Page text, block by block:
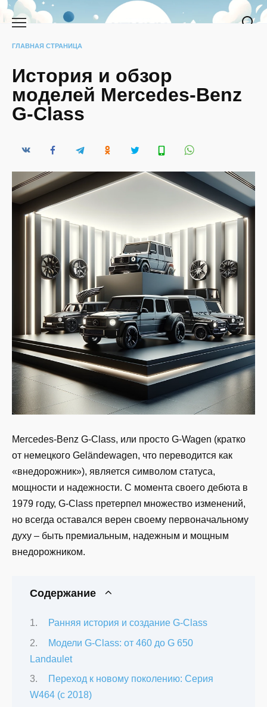
Перейти
ГЛАВНАЯ СТРАНИЦА
История и обзор
моделей Mercedes-Benz
G-Class
Mercedes-Benz G-Class, или просто G-Wagen (кратко
от немецкого Geländewagen, что переводится как
«внедорожник»), является символом статуса,
мощности и надежности. С момента своего дебюта в
1979 году, G-Class претерпел множество изменений,
но всегда оставался верен своему первоначальному
духу – быть премиальным, надежным и мощным
внедорожником.
Содержание
Ранняя история и создание G-Class
Модели G-Class: от 460 до G 650
Landaulet
Переход к новому поколению: Серия
W464 (с 2018)